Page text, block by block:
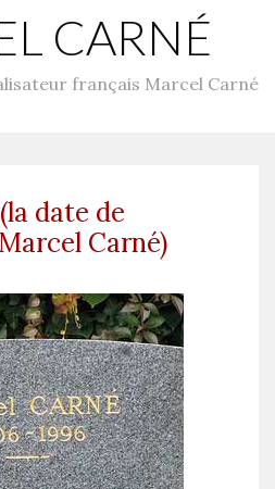
CARNÉ
français Marcel Carné
date de
Carné)